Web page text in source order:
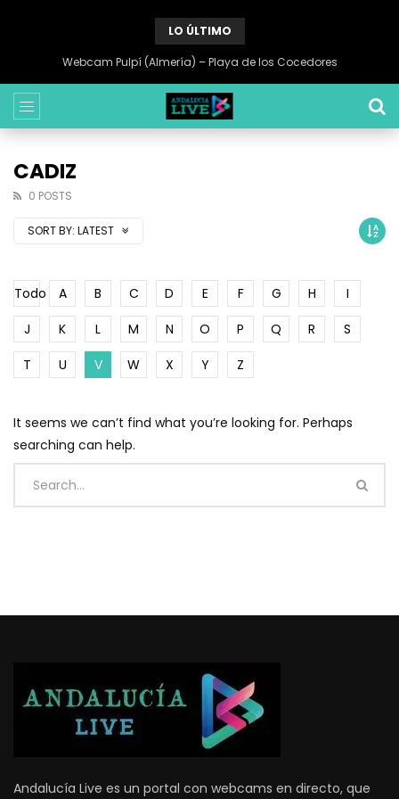
LO ÚLTIMO
Webcam Pulpí (Almería) – Playa de los Cocedores
CADIZ
0 POSTS
SORT BY: LATEST
Todo A B C D E F G H
I
J
K L M N O P Q R
S
T
U V W X Y Z
It seems we can’t find what you’re looking for. Perhaps
searching can help.
Andalucía Live es un portal con webcams en directo, que